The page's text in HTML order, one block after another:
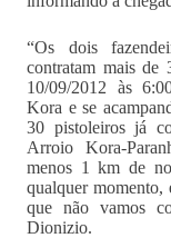
“Os dois
contratam mais de
10/09/2012 às
Kora e se
30 pistoleiros já
Arroio Kora-
menos 1 km de
qualquer momento,
que não vamos
Dionizio.